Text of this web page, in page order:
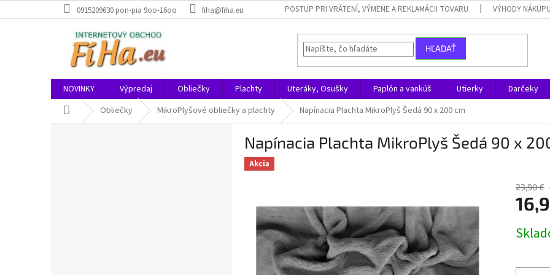
na
0915209630 pon-pia 9oo-16oo fiha@fiha.eu POSTUP PRI VRÁTENÍ, VÝMENE A REKLAMÁCII TOVARU VÝHODY NÁKUPU
HĽADAŤ
NOVINKY Výpredaj Obliečky Plachty Uteráky, Osušky Paplón a vankúš Utierky Darčeky
Domov Obliečky MikroPlyšové obliečky a plachty Napínacia Plachta MikroPlyš Šedá 90 x 200 cm
Napínacia Plachta MikroPlyš Šedá 90 x
Akcia
23,90 €
cena: